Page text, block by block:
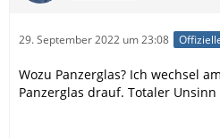
29. September 2022 um 23:08
Wozu Panzerglas? Ich wechsel
Panzerglas drauf. Totaler Unsinn